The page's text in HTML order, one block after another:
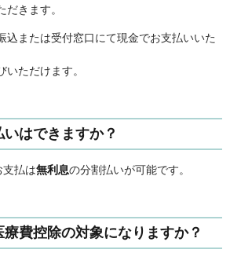
だきます。
込または受付窓口にて現金でお支払いいた
ただけます。
はできますか？
支払は無利息の分割払いが可能です。
費控除の対象になりますか？